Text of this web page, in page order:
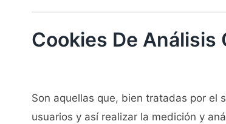
Cookies De Análisis
Son aquellas que, bien tratadas por el
usuarios y así realizar la medición y